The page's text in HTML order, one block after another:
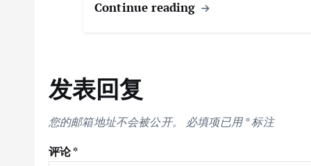
Continue reading
发表回复
您的邮箱地址不会被公开。 必填项已用*标注
评论*